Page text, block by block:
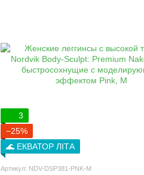
3
−25%
🌊 ЕКВАТОР ЛІТА
Артикул: NDV-DSP381-PNK-M